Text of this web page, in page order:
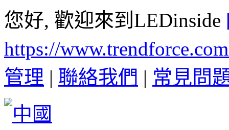
您好, 歡迎來到LEDinside
https://
管理 | 聯絡我們 | 常見問